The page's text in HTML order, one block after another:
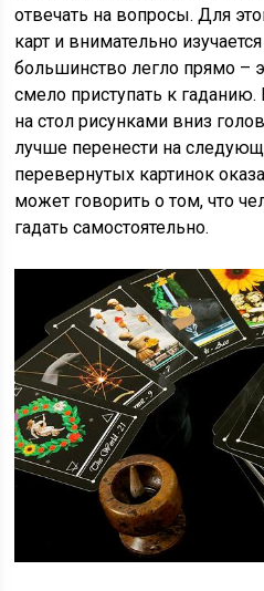
отвечать на вопросы. Для
карт и внимательно
большинство легло прямо –
смело приступать к
на стол рисунками вниз
лучше перенести на
перевернутых картинок
может говорить о том, что
гадать самостоятельно.